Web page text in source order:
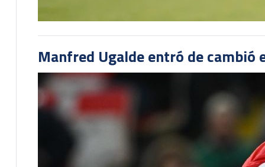
Manfred Ugalde entró de cambió